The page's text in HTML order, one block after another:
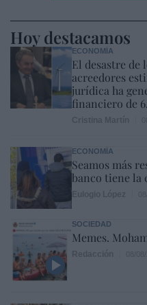
Hoy destacamos
ECONOMÍA
El desastre de
acreedores
jurídica ha
financiero de
ECONOMÍA
Seamos más
banco tiene la
SOCIEDAD
Memes.